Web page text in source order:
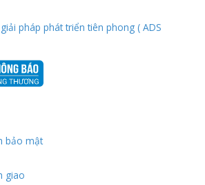
pháp phát triển tiên phong ( ADS
bảo mật
giao